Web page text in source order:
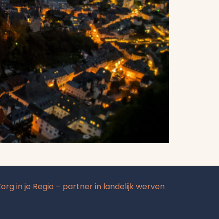
in je Regio – partner in landelijk werven